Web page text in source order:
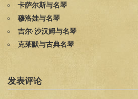
卡萨尔斯与名琴
穆洛娃与名琴
吉尔·沙汉姆与名琴
克莱默与古典名琴
发表评论